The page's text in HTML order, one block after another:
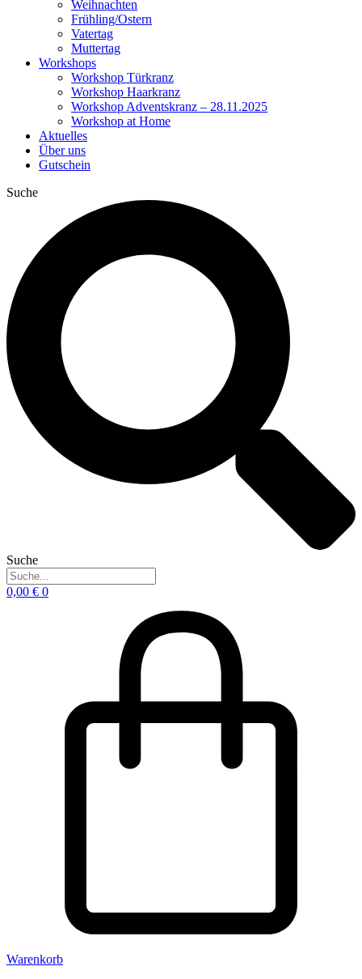
Weihnachten
Frühling/Ostern
Vatertag
Muttertag
Workshops
Workshop Türkranz
Workshop Haarkranz
Workshop Adventskranz – 28.11.2025
Workshop at Home
Aktuelles
Über uns
Gutschein
Suche
Suche
0,00 € 0
Warenkorb